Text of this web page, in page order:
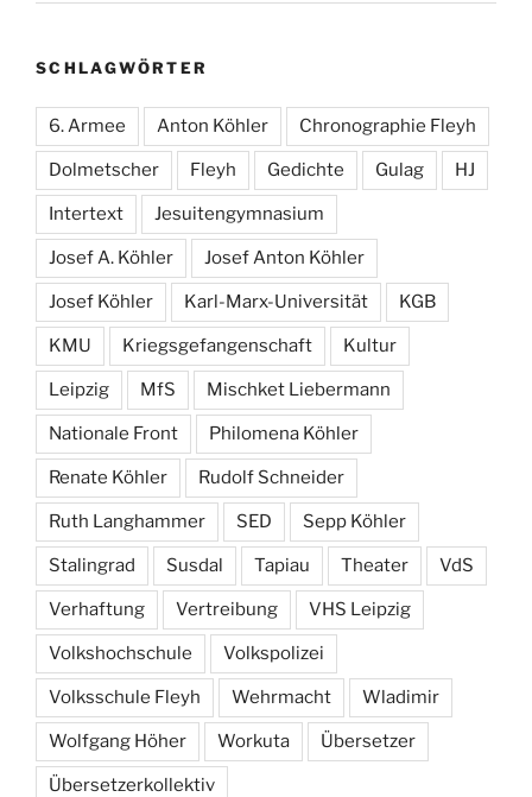
SCHLAGWÖRTER
6. Armee Anton Köhler Chronographie Fleyh
Dolmetscher Fleyh Gedichte Gulag HJ
Intertext Jesuitengymnasium
Josef A. Köhler Josef Anton Köhler
Josef Köhler Karl-Marx-Universität KGB
KMU Kriegsgefangenschaft Kultur
Leipzig MfS Mischket Liebermann
Nationale Front Philomena Köhler
Renate Köhler Rudolf Schneider
Ruth Langhammer SED Sepp Köhler
Stalingrad Susdal Tapiau Theater VdS
Verhaftung Vertreibung VHS Leipzig
Volkshochschule Volkspolizei
Volksschule Fleyh Wehrmacht Wladimir
Wolfgang Höher Workuta Übersetzer
Übersetzerkollektiv